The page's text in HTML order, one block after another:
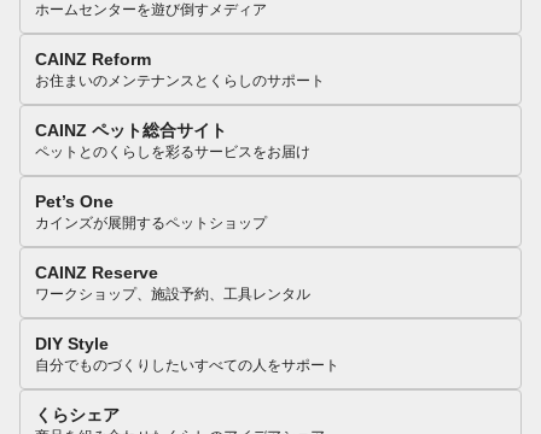
ホームセンターを遊び倒すメディア
CAINZ Reform
お住まいのメンテナンスとくらしのサポート
CAINZ ペット総合サイト
ペットとのくらしを彩るサービスをお届け
Pet’s One
カインズが展開するペットショップ
CAINZ Reserve
ワークショップ、施設予約、工具レンタル
DIY Style
自分でものづくりしたいすべての人をサポート
くらシェア